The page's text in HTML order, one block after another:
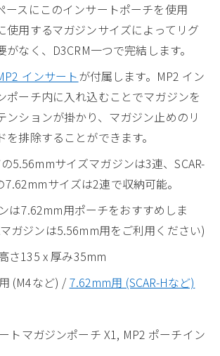
ースにこのインサートポーチを使用
使用するマガジンサイズによってリグ
なく、D3CRM一つで完結します。
インサートが付属します。MP2 イン
ポーチ内に入れ込むことでマガジンを
ンションが掛かり、マガジン止めのリ
排除することができます。
5.56mmサイズマガジンは3連、SCAR-
サイズは2連で収納可能。
は7.62mm用ポーチをおすすめしま
ガジンは5.56mm用をご利用ください)
さ135 x 厚み35mm
(M4など) / 7.62mm用 (SCAR-Hなど)
トマガジンポーチ X1, MP2 ポーチイン